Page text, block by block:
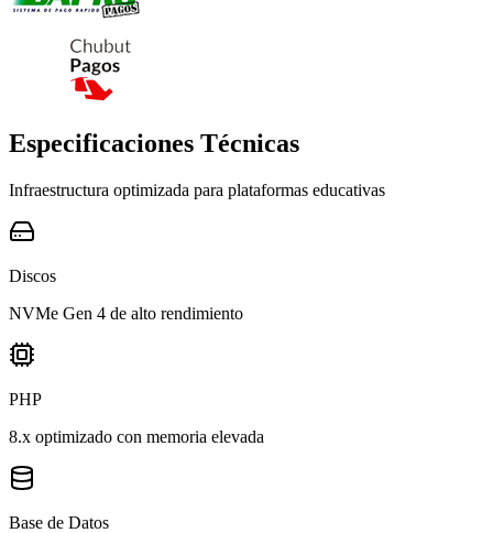
Especificaciones Técnicas
Infraestructura optimizada para plataformas educativas
Discos
NVMe Gen 4 de alto rendimiento
PHP
8.x optimizado con memoria elevada
Base de Datos